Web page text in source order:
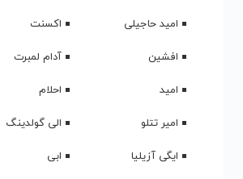
امید حاجیلی
اکسنت
افشین
آدام لمبرت
امید
احلام
امیر تتلو
الی گولدینگ
ایگی آزیلیا
ابی